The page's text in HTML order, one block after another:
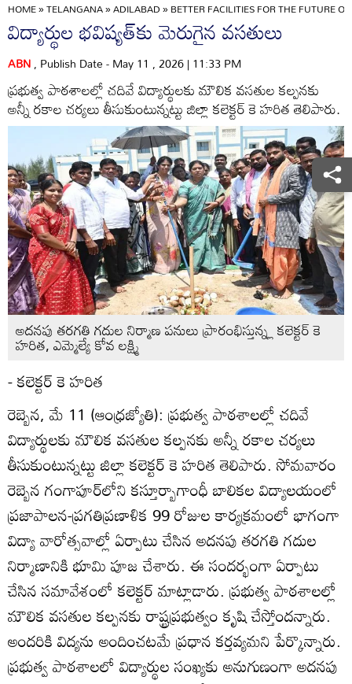
HOME»TELANGANA»ADILABAD»BETTER FACILITIES FOR THE FUTURE
విద్యార్థుల భవిష్యత్‌కు మెరుగైన వసతులు
ABN, Publish Date - May 11 , 2026 | 11:33 PM
ప్రభుత్వ పాఠశాలల్లో చదివే విద్యార్థులకు మౌలిక వసతుల కల్పనకు
అన్నీ రకాల చర్యలు తీసుకుంటున్నట్టు జిల్లా కలెక్టర్‌ కె హరిత తెలిపారు.
అదనపు తరగతి గదుల నిర్మాణ పనులు ప్రారంభిస్తున్న్ల కలెక్టర్‌ కె
హరిత, ఎమ్మెల్యే కోవ లక్ష్మి
- కలెక్టర్‌ కె హరిత
రెబ్బెన, మే 11 (ఆంధ్రజ్యోతి): ప్రభుత్వ పాఠశాలల్లో చదివే
విద్యార్థులకు మౌలిక వసతుల కల్పనకు అన్నీ రకాల చర్యలు
తీసుకుంటున్నట్టు జిల్లా కలెక్టర్‌ కె హరిత తెలిపారు. సోమవారం
రెబ్బెన గంగాపూర్‌లోని కస్తూర్బాగాంధీ బాలికల విద్యాలయంలో
ప్రజాపాలన-ప్రగతిప్రణాళిక 99 రోజుల కార్యక్రమంలో భాగంగా
విద్యా వారోత్సవాల్లో ఏర్పాటు చేసిన అదనపు తరగతి గదుల
నిర్మాణానికి భూమి పూజ చేశారు. ఈ సందర్భంగా ఏర్పాటు
చేసిన సమావేశంలో కలెక్టర్‌ మాట్లాడారు. ప్రభుత్వ పాఠశాలల్లో
మౌలిక వసతుల కల్పనకు రాష్ట్రప్రభుత్వం కృషి చేస్తోందన్నారు.
అందరికి విద్యను అందించటమే ప్రధాన కర్తవ్యమని పేర్కొన్నారు.
ప్రభుత్వ పాఠశాలలో విద్యార్థుల సంఖ్యకు అనుగుణంగా అదనపు